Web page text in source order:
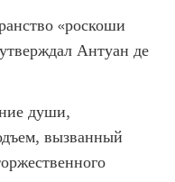
«роскоши
Антуан де
души,
вызванный